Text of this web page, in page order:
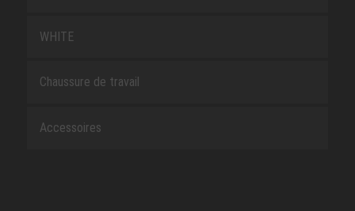
WHITE
Chaussure de travail
Accessoires